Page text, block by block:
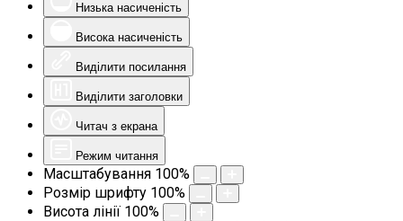
Низька насиченість
Висока насиченість
Виділити посилання
Виділити заголовки
Читач з екрана
Режим читання
Масштабування 100%
Розмір шрифту 100%
Висота лінії 100%